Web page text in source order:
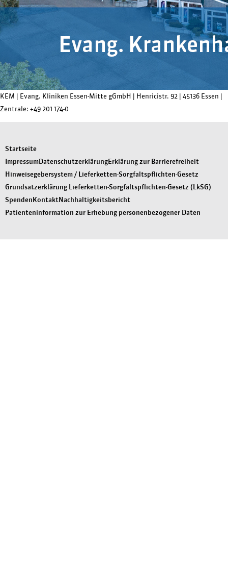
KEM | Evang. Kliniken Essen-Mitte gGmbH Henricistr. 92 45136 Essen
Zentrale: +49 201 174-0
Startseite
ImpressumDatenschutzerklärungErklärung zur Barrierefreiheit
Hinweisegebersystem / Lieferketten-Sorgfaltspflichten-Gesetz
Grundsatzerklärung Lieferketten-Sorgfaltspflichten-Gesetz (LkSG)
SpendenKontaktNachhaltigkeitsbericht
Patienteninformation zur Erhebung personenbezogener Daten